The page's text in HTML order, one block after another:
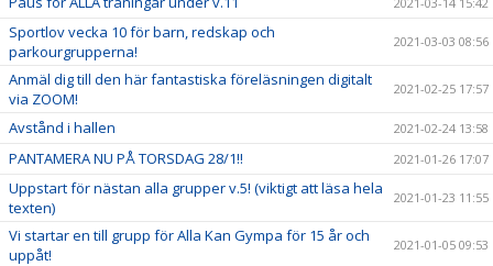
Sportlov vecka 10 för barn, redskap och
parkourgrupperna!
2021-03-03 08:56
Anmäl dig till den här fantastiska föreläsningen digitalt
via ZOOM!
2021-02-25 17:57
Avstånd i hallen 2021-02-24 13:58
PANTAMERA NU PÅ TORSDAG 28/1!! 2021-01-26 17:07
Uppstart för nästan alla grupper v.5! (viktigt att läsa hela
texten)
2021-01-23 11:55
Vi startar en till grupp för Alla Kan Gympa för 15 år och
uppåt!
2021-01-05 09:53